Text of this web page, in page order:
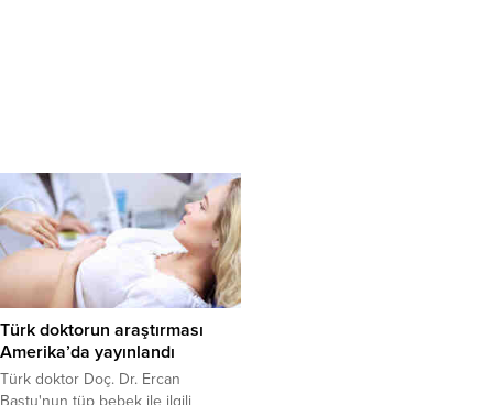
Türk doktorun araştırması
Amerika’da yayınlandı
Türk doktor Doç. Dr. Ercan